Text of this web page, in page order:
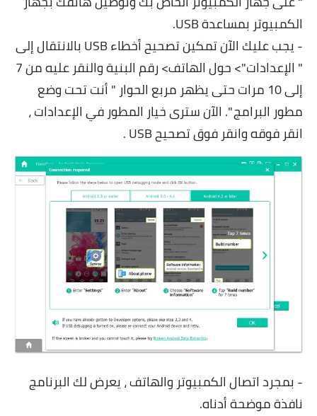
الكمبيوتر بمساعدة USB.
- يجب عليك الآن تمكين تصحيح أخطاء USB بالانتقال إلى
" الإعدادات"> حول الهاتف> رقم البنية والنقر عليه من 7
إلى 10 مرات حتى يظهر مربع الحوار " أنت تحت وضع
مطور البرامج ". الآن سترى خيار المطور في الإعدادات ،
انقر فوقه وانقر فوق تصحيح USB .
- بمجرد اتصال الكمبيوتر والهاتف ، يعرض لك البرنامج
نافذة موضحة أدناه.